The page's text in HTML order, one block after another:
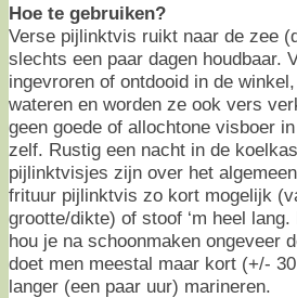
Hoe te gebruiken?
Verse pijlinktvis ruikt naar de zee
slechts een paar dagen houdbaar.
ingevroren of ontdooid in de
wateren en worden ze ook vers
geen goede of allochtone visboer
zelf. Rustig een nacht in de
pijlinktvisjes zijn over het
frituur pijlinktvis zo kort mogelijk
grootte/dikte) of stoof ‘m heel
hou je na schoonmaken ongeveer
doet men meestal maar kort (+/-
langer (een paar uur) marineren.